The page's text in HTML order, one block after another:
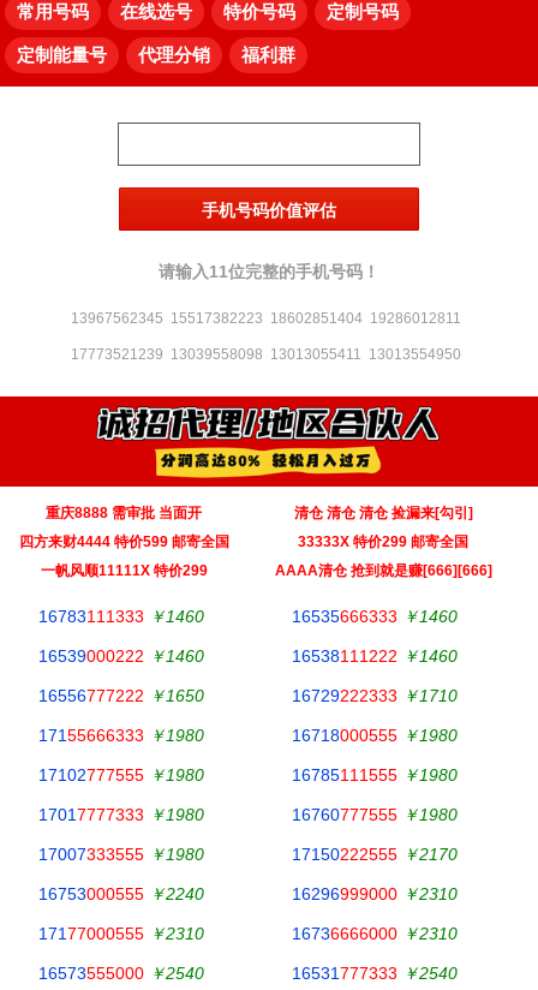
常用号码 在线选号 特价号码 定制号码
定制能量号 代理分销 福利群
请输入11位完整的手机号码！
13967562345 15517382223 18602851404 19286012811
17773521239 13039558098 13013055411 13013554950
重庆8888 需审批 当面开
清仓 清仓 清仓 捡漏来[勾引]
‌四方来财4444 特价599 邮寄全国
33333X 特价299 邮寄全国
一帆风顺11111X 特价299
AAAA清仓 抢到就是赚[666][666]
16783111333 ￥1460 16535666333 ￥1460
16539000222 ￥1460 16538111222 ￥1460
16556777222 ￥1650 16729222333 ￥1710
17155666333 ￥1980 16718000555 ￥1980
17102777555 ￥1980 16785111555 ￥1980
17017777333 ￥1980 16760777555 ￥1980
17007333555 ￥1980 17150222555 ￥2170
16753000555 ￥2240 16296999000 ￥2310
17177000555 ￥2310 16736666000 ￥2310
16573555000 ￥2540 16531777333 ￥2540